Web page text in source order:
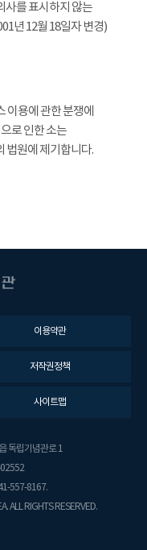
사를 표시하지 않는
년 12월 18일자 변경)
용에 관한 분쟁에
로 인한 소는
법원에 제기합니다.
이용약관
저작권정책
사이트맵
독립기념관로 1
557-8167.
ALL RIGHTS RESERVED.